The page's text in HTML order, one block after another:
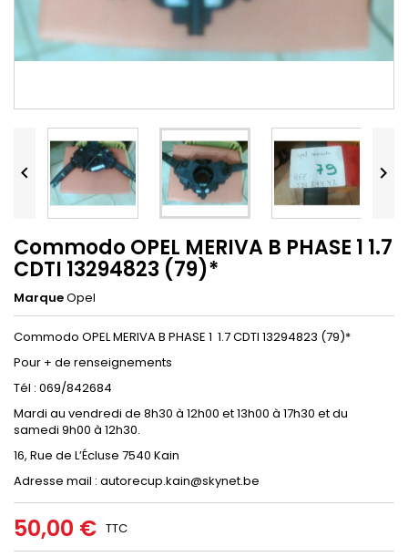
 
Commodo OPEL MERIVA B PHASE 1 1.7
CDTI 13294823 (79)*
MarqueOpel
Commodo OPEL MERIVA B PHASE 1 1.7 CDTI 13294823 (79)*
Pour + de renseignements
Tél : 069/842684
Mardi au vendredi de 8h30 à 12h00 et 13h00 à 17h30 et du
samedi 9h00 à 12h30.
16, Rue de L’Écluse 7540 Kain
Adresse mail : autorecup.kain@skynet.be
50,00 € TTC